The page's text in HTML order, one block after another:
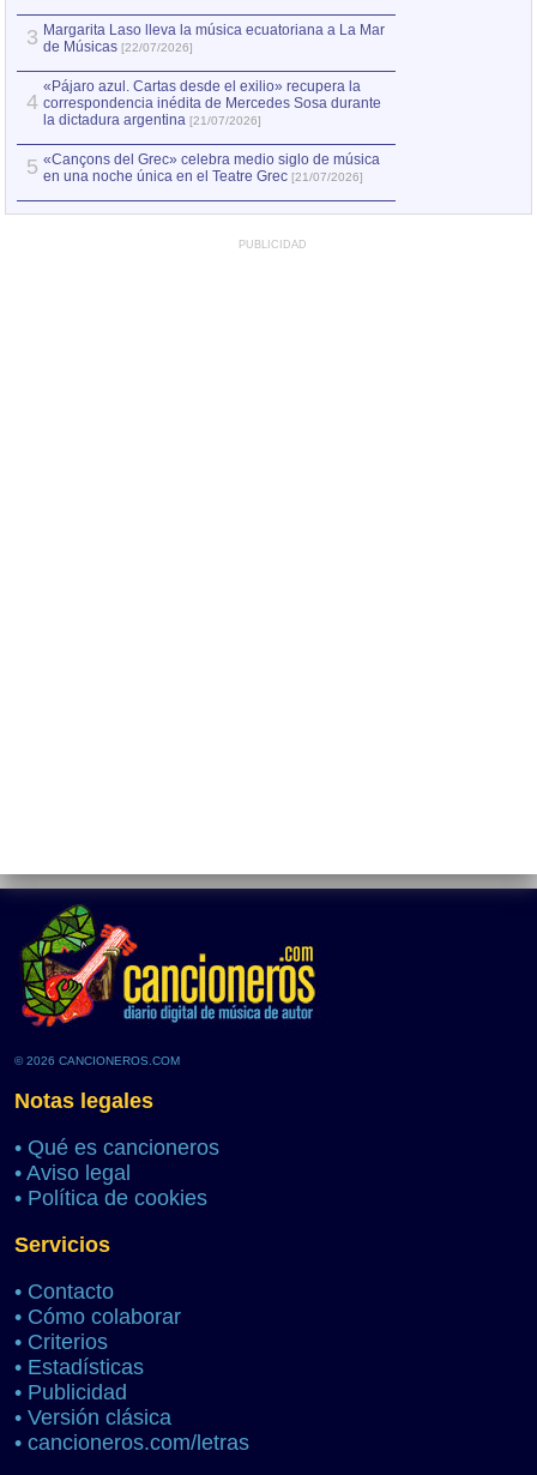
3 Margarita Laso lleva la música ecuatoriana a La Mar
de Músicas [22/07/2026]
4
«Pájaro azul. Cartas desde el exilio» recupera la
correspondencia inédita de Mercedes Sosa durante
la dictadura argentina [21/07/2026]
5 «Cançons del Grec» celebra medio siglo de música
en una noche única en el Teatre Grec [21/07/2026]
PUBLICIDAD
© 2026 CANCIONEROS.COM
Notas legales
• Qué es cancioneros
• Aviso legal
• Política de cookies
Servicios
• Contacto
• Cómo colaborar
• Criterios
• Estadísticas
• Publicidad
• Versión clásica
• cancioneros.com/letras